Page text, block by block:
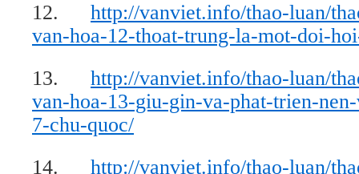
12. http://vanviet.info/thao-luan/
van-hoa-12-thoat-trung-la-mot-doi-
13. http://vanviet.info/thao-luan/
van-hoa-13-giu-gin-va-phat-trien-
7-chu-quoc/
14. http://vanviet.info/thao-luan/